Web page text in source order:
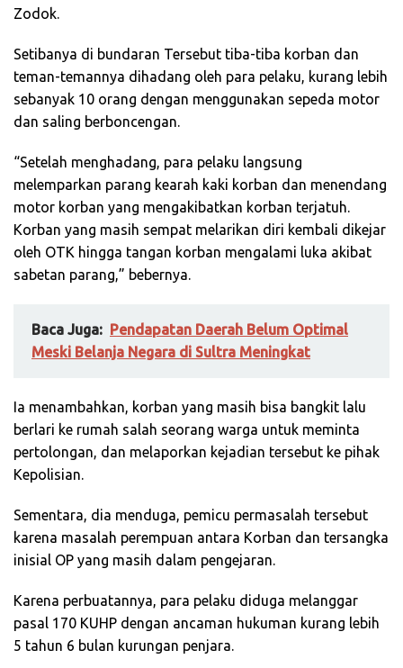
Zodok.
Setibanya di bundaran Tersebut tiba-tiba korban dan
teman-temannya dihadang oleh para pelaku, kurang lebih
sebanyak 10 orang dengan menggunakan sepeda motor
dan saling berboncengan.
“Setelah menghadang, para pelaku langsung
melemparkan parang kearah kaki korban dan menendang
motor korban yang mengakibatkan korban terjatuh.
Korban yang masih sempat melarikan diri kembali dikejar
oleh OTK hingga tangan korban mengalami luka akibat
sabetan parang,” bebernya.
Baca Juga: Pendapatan Daerah Belum Optimal
Meski Belanja Negara di Sultra Meningkat
Ia menambahkan, korban yang masih bisa bangkit lalu
berlari ke rumah salah seorang warga untuk meminta
pertolongan, dan melaporkan kejadian tersebut ke pihak
Kepolisian.
Sementara, dia menduga, pemicu permasalah tersebut
karena masalah perempuan antara Korban dan tersangka
inisial OP yang masih dalam pengejaran.
Karena perbuatannya, para pelaku diduga melanggar
pasal 170 KUHP dengan ancaman hukuman kurang lebih
5 tahun 6 bulan kurungan penjara.